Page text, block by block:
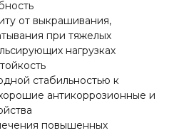
от выкрашивания,
при тяжелых
нагрузках
стабильностью к
антикоррозионные и
повышенных